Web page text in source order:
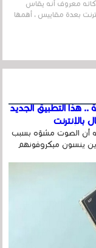
معروف أنه يقاس
بعدة مقاييس ، أهمها
التطبيق الجديد
أن الصوت مشوّه بسبب
ينسون ميكروفونهم